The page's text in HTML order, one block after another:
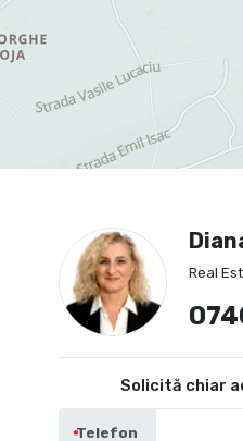
Real
Solicită chiar
Telefon